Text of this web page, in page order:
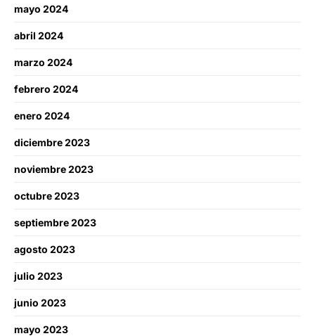
mayo 2024
abril 2024
marzo 2024
febrero 2024
enero 2024
diciembre 2023
noviembre 2023
octubre 2023
septiembre 2023
agosto 2023
julio 2023
junio 2023
mayo 2023